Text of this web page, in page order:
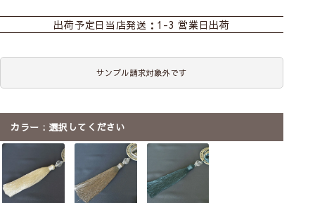
出荷予定日 当店発送：1-3 営業日出荷
サンプル請求対象外です
カラー 選択してください